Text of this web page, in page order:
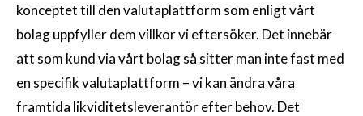
konceptet till den valutaplattform som enligt vårt
bolag uppfyller dem villkor vi eftersöker. Det innebär
att som kund via vårt bolag så sitter man inte fast med
en specifik valutaplattform – vi kan ändra våra
framtida likviditetsleverantör efter behov. Det